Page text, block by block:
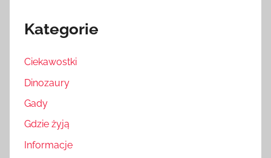
Kategorie
Ciekawostki
Dinozaury
Gady
Gdzie żyją
Informacje